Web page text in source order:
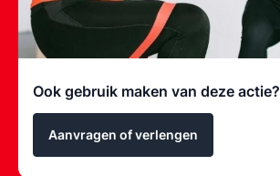
Ook gebruik maken van deze actie?
Aanvragen of verlengen